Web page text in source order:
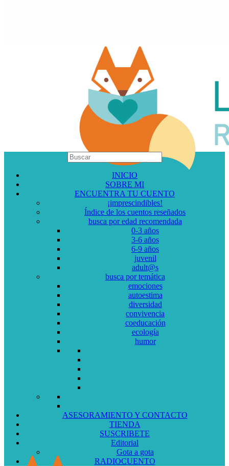
INICIO
SOBRE MI
ENCUENTRA TU CUENTO
¡imprescindibles!
Índice de los cuentos reseñados
busca por edad recomendada
0-3 años
3-6 años
6-9 años
juvenil
adult@s
busca por temática
emociones
autoestima
diversidad
convivencia
coeducación
ecología
humor
ASESORAMIENTO Y CONTACTO
TIENDA
SUSCRIBETE
Editorial
Gota a gota
RADIOCUENTO